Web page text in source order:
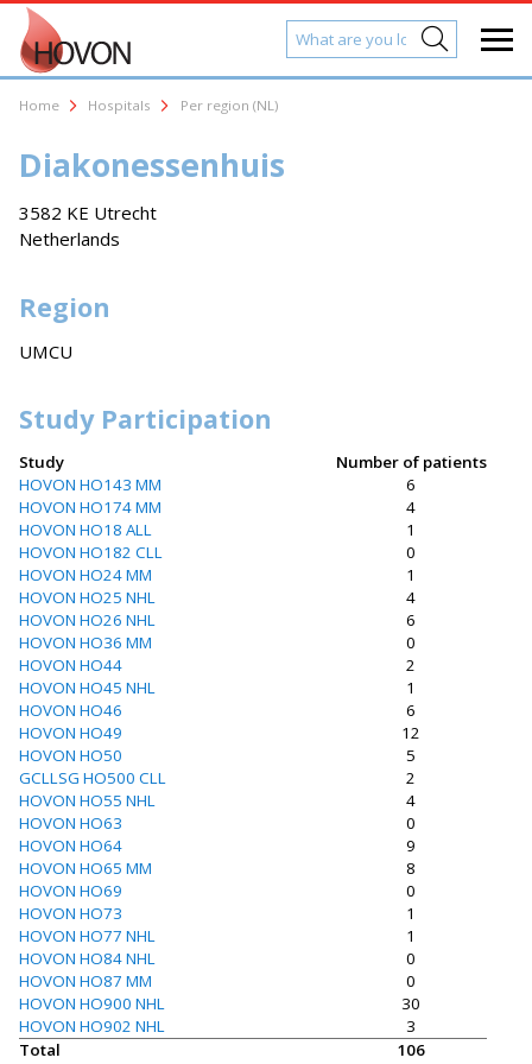
Home Hospitals Per region (NL)
Diakonessenhuis
3582 KE Utrecht
Netherlands
Region
UMCU
Study Participation
Study
Number of patients
HOVON HO143 MM
6
HOVON HO174 MM
4
HOVON HO18 ALL
1
HOVON HO182 CLL
0
HOVON HO24 MM
1
HOVON HO25 NHL
4
HOVON HO26 NHL
6
HOVON HO36 MM
0
HOVON HO44
2
HOVON HO45 NHL
1
HOVON HO46
6
HOVON HO49
12
HOVON HO50
5
GCLLSG HO500 CLL
2
HOVON HO55 NHL
4
HOVON HO63
0
HOVON HO64
9
HOVON HO65 MM
8
HOVON HO69
0
HOVON HO73
1
HOVON HO77 NHL
1
HOVON HO84 NHL
0
HOVON HO87 MM
0
HOVON HO900 NHL
30
HOVON HO902 NHL
3
Total
106